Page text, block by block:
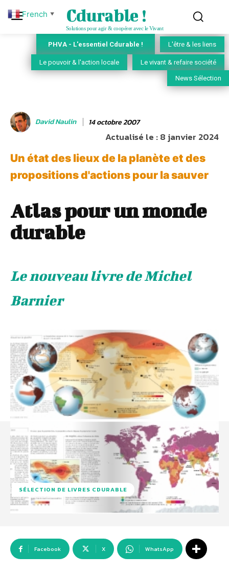
Cdurable !
Solutions pour agir & coopérer avec le Vivant
PHVA - L'essentiel Cdurable ! L'être & les liens
Le pouvoir & l'action locale Le vivant & refaire société
News Sélection
David Naulin 14 octobre 2007
Actualisé le :8 janvier 2024
Un état des lieux de la planète et des
propositions d'actions pour la sauver
Atlas pour un monde
durable
Le nouveau livre de Michel
Barnier
SÉLECTION DE LIVRES CDURABLE
Facebook X WhatsApp
French ▼